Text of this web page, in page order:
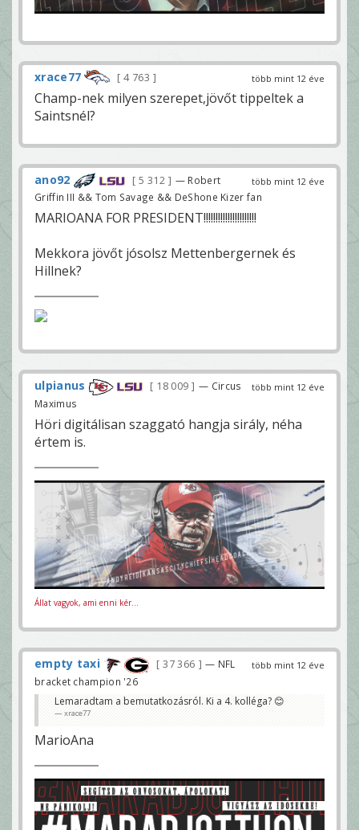
több mint 12 éve
xrace77 4 763
Champ-nek milyen szerepet,jövőt tippeltek a
Saintsnél?
több mint 12 éve
ano92 5 312
— Robert
Griffin III && Tom Savage && DeShone Kizer fan
MARIOANA FOR PRESIDENT!!!!!!!!!!!!!!!!!!!!!!
Mekkora jövőt jósolsz Mettenbergernek és
Hillnek?
több mint 12 éve
ulpianus 18 009
— Circus
Maximus
Höri digitálisan szaggató hangja sirály, néha
értem is.
Állat vagyok, ami enni kér...
több mint 12 éve
empty taxi 37 366
— NFL
bracket champion '26
Lemaradtam a bemutatkozásról. Ki a 4. kolléga? 😊
xrace77
MarioAna